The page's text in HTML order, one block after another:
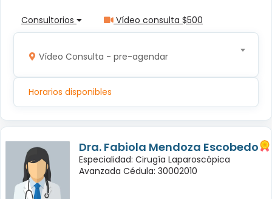
Consultorios Vídeo consulta $500
Vídeo Consulta - pre-agendar
Horarios disponibles
Dra. Fabiola Mendoza Escobedo
Especialidad: Cirugía Laparoscópica
Avanzada Cédula: 30002010